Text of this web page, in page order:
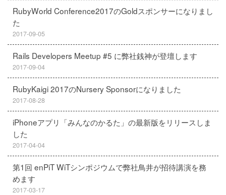
RubyWorld Conference2017のGoldスポンサーになりまし
た
2017-09-05
Rails Developers Meetup #5 に弊社銭神が登壇します
2017-09-04
RubyKaigi 2017のNursery Sponsorになりました
2017-08-28
iPhoneアプリ「みんなのかるた」の最新版をリリースしま
した
2017-04-04
第1回 enPiT WiTシンポジウムで弊社鳥井が招待講演を務
めます
2017-03-17